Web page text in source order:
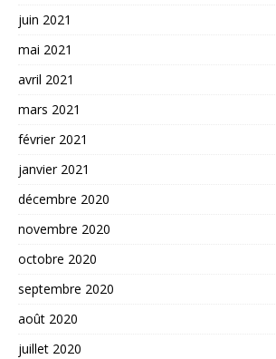
juin 2021
mai 2021
avril 2021
mars 2021
février 2021
janvier 2021
décembre 2020
novembre 2020
octobre 2020
septembre 2020
août 2020
juillet 2020